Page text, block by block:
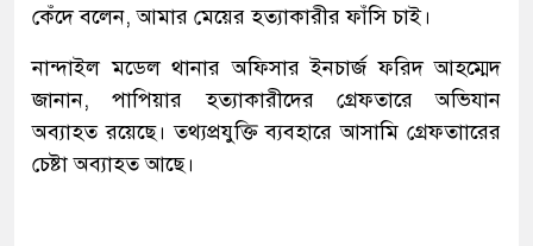
কেঁদে বলেন, আমার মেয়ের হত্যাকারীর ফাঁসি চাই।
নান্দাইল মডেল থানার অফিসার ইনচার্জ ফরিদ আহম্মেদ
জানান, পাপিয়ার হত্যাকারীদের গ্রেফতারে অভিযান
অব্যাহত রয়েছে। তথ্যপ্রযুক্তি ব্যবহারে আসামি গ্রেফতাারের
চেষ্টা অব্যাহত আছে।